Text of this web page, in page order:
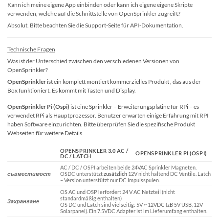
Kann ich meine eigene App einbinden oder kann ich eigene eigene Skripte
verwenden, welche auf die Schnittstelle von OpenSprinkler zugreift?
Absolut. Bitte beachten Sie die Support-Seite für API-Dokumentation.
Technische Fragen
Was ist der Unterschied zwischen den verschiedenen Versionen von
OpenSprinkler?
OpenSprinkler ist ein komplett montiert kommerzielles Produkt , das aus der
Box funktioniert. Es kommt mit Tasten und Display.
OpenSprinkler Pi (Ospi) ist eine Sprinkler – Erweiterungsplatine für RPi – es
verwendet RPi als Hauptprozessor. Benutzer erwarten einige Erfahrung mit RPI
haben Software einzurichten. Bitte überprüfen Sie die spezifische Produkt
Webseiten für weitere Details.
OPENSPRINKLER 3.0 AC /
DC / LATCH
OPENSPRINKLER PI (OSPI)
съвместимост
AC / DC / OSPI arbeiten beide 24VAC Sprinkler Magneten.
OSDC unterstütztzusätzlich 12V nicht haltend DC Ventile. Latch
– Version unterstützt nur DC Impulsspulen.
Захранване
OS AC und OSPI erfordert 24 V AC Netzteil (nicht
standardmäßig enthalten)
OS DC und Latch sind vielseitig: 5V ~ 12VDC (zB 5V USB, 12V
Solarpanel). Ein 7.5VDC Adapter ist im Lieferumfang enthalten.